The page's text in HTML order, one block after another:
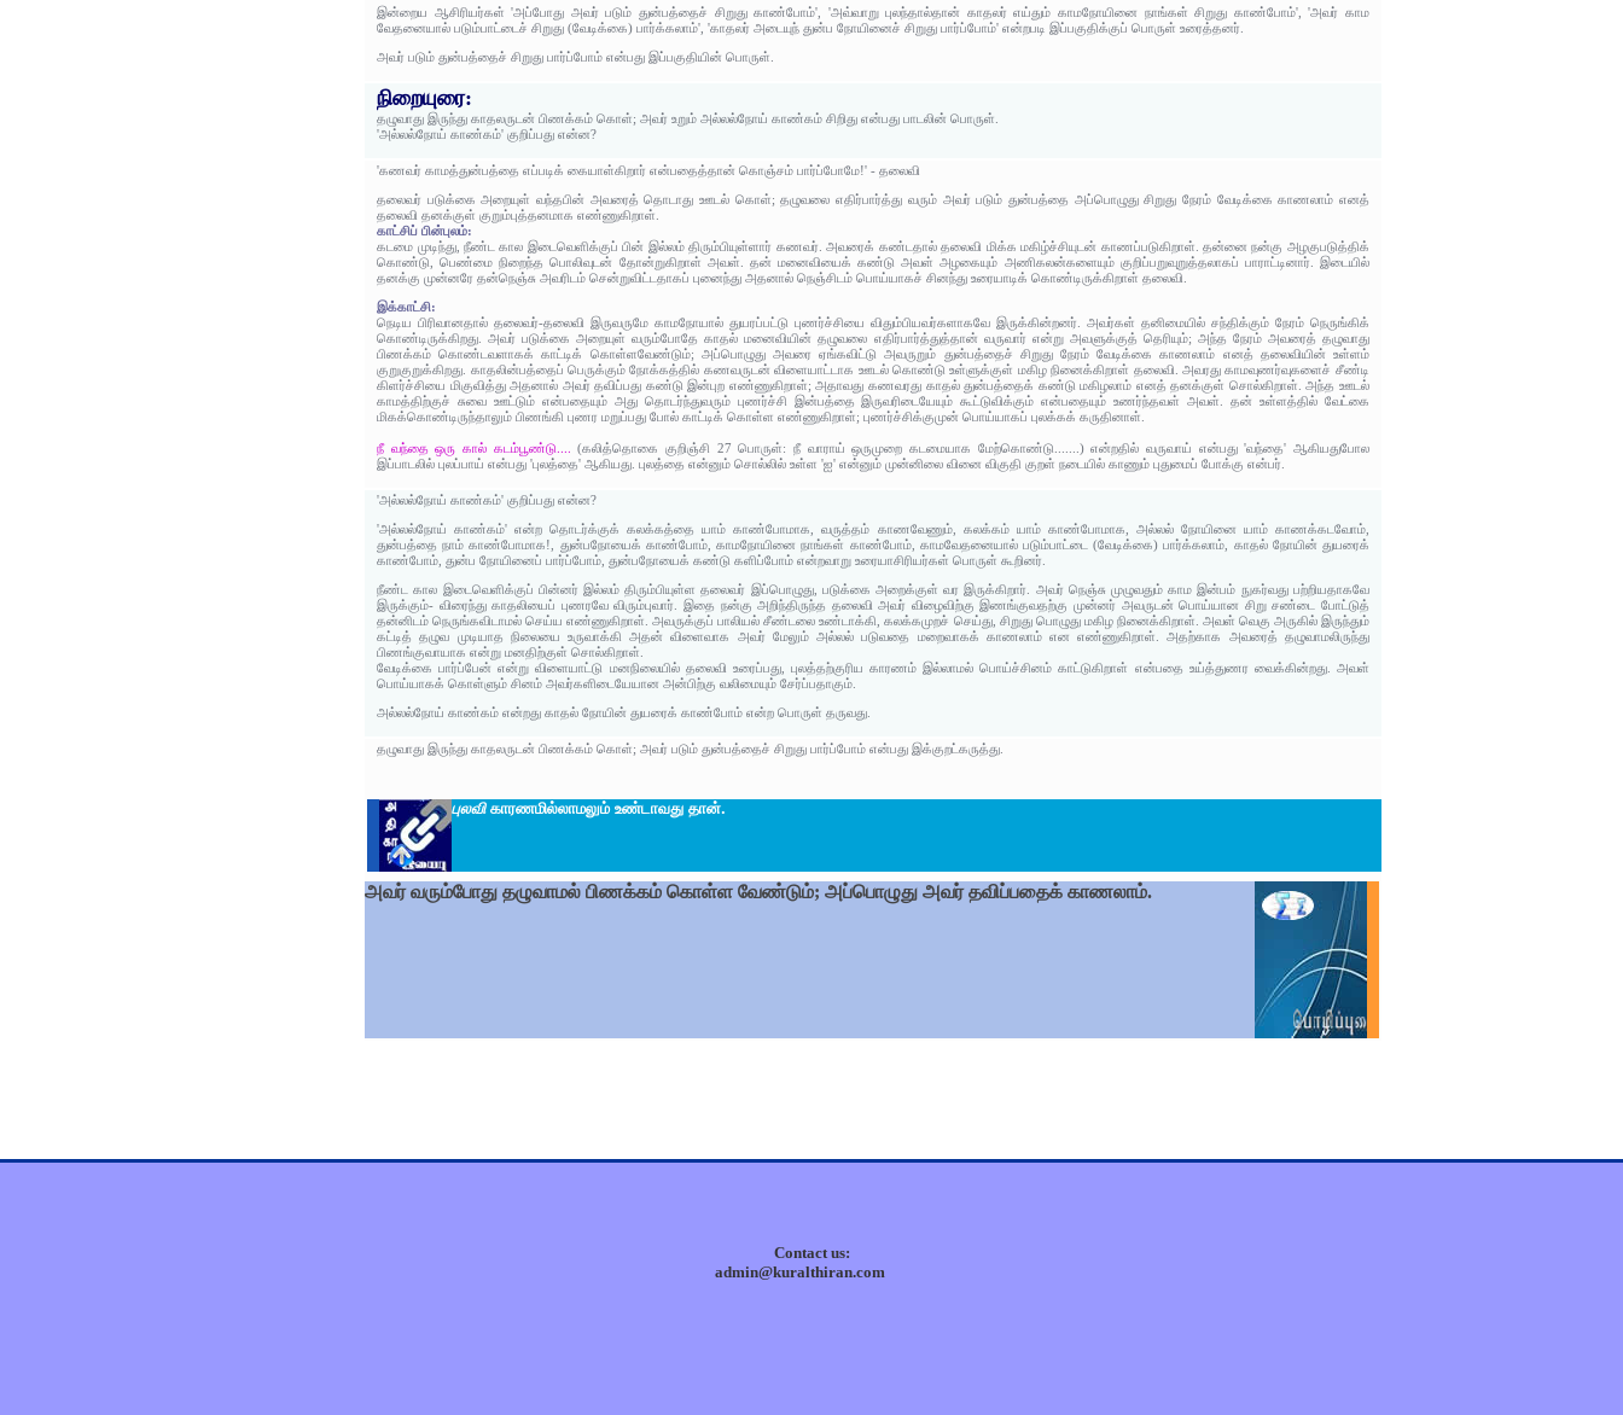
இன்றைய ஆசிரியர்கள் 'அப்போது அவர் படும் துன்பத்தைச் சிறுது காண்போம்', 'அவ்வாறு புலந்தால்தான் காதலர் எய்தும் காமநோயினை நாங்கள் சிறுது காண்போம்', 'அவர் காம
வேதனையால் படும்பாட்டைச் சிறுது (வேடிக்கை) பார்க்கலாம்', 'காதலர் அடையுந் துன்ப நோயினைச் சிறுது பார்ப்போம்' என்றபடி இப்பகுதிக்குப் பொருள் உரைத்தனர்.
அவர் படும் துன்பத்தைச் சிறுது பார்ப்போம் என்பது இப்பகுதியின் பொருள்.
நிறையுரை:
தழுவாது இருந்து காதலருடன் பிணக்கம் கொள்; அவர் உறும் அல்லல்நோய் காண்கம் சிறிது என்பது பாடலின் பொருள்.
'அல்லல்நோய் காண்கம்' குறிப்பது என்ன?
'கணவர் காமத்துன்பத்தை எப்படிக் கையாள்கிறார் என்பதைத்தான் கொஞ்சம் பார்ப்போமே!' - தலைவி
தலைவர் படுக்கை அறையுள் வந்தபின் அவரைத் தொடாது ஊடல் கொள்; தழுவலை எதிர்பார்த்து வரும் அவர் படும் துன்பத்தை அப்பொழுது சிறுது நேரம் வேடிக்கை காணலாம் எனத்
தலைவி தனக்குள் குறும்புத்தனமாக எண்ணுகிறாள்.
காட்சிப் பின்புலம்:
கடமை முடிந்து, நீண்ட கால இடைவெளிக்குப் பின் இல்லம் திரும்பியுள்ளார் கணவர். அவரைக் கண்டதால் தலைவி மிக்க மகிழ்ச்சியுடன் காணப்படுகிறாள். தன்னை நன்கு அழகுபடுத்திக்
கொண்டு, பெண்மை நிறைந்த பொலிவுடன் தோன்றுகிறாள் அவள். தன் மனைவியைக் கண்டு அவள் அழகையும் அணிகலன்களையும் குறிப்பறுவுறுத்தலாகப் பாராட்டினார். இடையில்
தனக்கு முன்னரே தன்நெஞ்சு அவரிடம் சென்றுவிட்டதாகப் புனைந்து அதனால் நெஞ்சிடம் பொய்யாகச் சினந்து உரையாடிக் கொண்டிருக்கிறாள் தலைவி.
இக்காட்சி:
நெடிய பிரிவானதால் தலைவர்-தலைவி இருவருமே காமநோயால் துயரப்பட்டு புணர்ச்சியை விதும்பியவர்களாகவே இருக்கின்றனர். அவர்கள் தனிமையில் சந்திக்கும் நேரம் நெருங்கிக்
கொண்டிருக்கிறது. அவர் படுக்கை அறையுள் வரும்போதே காதல் மனைவியின் தழுவலை எதிர்பார்த்துத்தான் வருவார் என்று அவளுக்குத் தெரியும்; அந்த நேரம் அவரைத் தழுவாது
பிணக்கம் கொண்டவளாகக் காட்டிக் கொள்ளவேண்டும்; அப்பொழுது அவரை ஏங்கவிட்டு அவருறும் துன்பத்தைச் சிறுது நேரம் வேடிக்கை காணலாம் எனத் தலைவியின் உள்ளம்
குறுகுறுக்கிறது. காதலின்பத்தைப் பெருக்கும் நோக்கத்தில் கணவருடன் விளையாட்டாக ஊடல் கொண்டு உள்ளுக்குள் மகிழ நினைக்கிறாள் தலைவி. அவரது காமவுணர்வுகளைச் சீண்டி
கிளர்ச்சியை மிகுவித்து அதனால் அவர் தவிப்பது கண்டு இன்புற எண்ணுகிறாள்; அதாவது கணவரது காதல் துன்பத்தைக் கண்டு மகிழலாம் எனத் தனக்குள் சொல்கிறாள். அந்த ஊடல்
காமத்திற்குச் சுவை ஊட்டும் என்பதையும் அது தொடர்ந்துவரும் புணர்ச்சி இன்பத்தை இருவரிடையேயும் கூட்டுவிக்கும் என்பதையும் உணர்ந்தவள் அவள். தன் உள்ளத்தில் வேட்கை
மிகக்கொண்டிருந்தாலும் பிணங்கி புணர மறுப்பது போல் காட்டிக் கொள்ள எண்ணுகிறாள்; புணர்ச்சிக்குமுன் பொய்யாகப் புலக்கக் கருதினாள்.
நீ வந்தை ஒரு கால் கடம்பூண்டு....(கலித்தொகை குறிஞ்சி 27 பொருள்: நீ வாராய் ஒருமுறை கடமையாக மேற்கொண்டு.......) என்றதில் வருவாய் என்பது 'வந்தை' ஆகியதுபோல
இப்பாடலில் புலப்பாய் என்பது 'புலத்தை' ஆகியது. புலத்தை என்னும் சொல்லில் உள்ள 'ஐ' என்னும் முன்னிலை வினை விகுதி குறள் நடையில் காணும் புதுமைப் போக்கு என்பர்.
'அல்லல்நோய் காண்கம்' குறிப்பது என்ன?
'அல்லல்நோய் காண்கம்' என்ற தொடர்க்குக் கலக்கத்தை யாம் காண்போமாக, வருத்தம் காணவேணும், கலக்கம் யாம் காண்போமாக, அல்லல் நோயினை யாம் காணக்கடவோம்,
துன்பத்தை நாம் காண்போமாக!, துன்பநோயைக் காண்போம், காமநோயினை நாங்கள் காண்போம், காமவேதனையால் படும்பாட்டை (வேடிக்கை) பார்க்கலாம், காதல் நோயின் துயரைக்
காண்போம், துன்ப நோயினைப் பார்ப்போம், துன்பநோயைக் கண்டு களிப்போம் என்றவாறு உரையாசிரியர்கள் பொருள் கூறினர்.
நீண்ட கால இடைவெளிக்குப் பின்னர் இல்லம் திரும்பியுள்ள தலைவர் இப்பொழுது, படுக்கை அறைக்குள் வர இருக்கிறார். அவர் நெஞ்சு முழுவதும் காம இன்பம் நுகர்வது பற்றியதாகவே
இருக்கும்- விரைந்து காதலியைப் புணரவே விரும்புவார். இதை நன்கு அறிந்திருந்த தலைவி அவர் விழைவிற்கு இணங்குவதற்கு முன்னர் அவருடன் பொய்யான சிறு சண்டை போட்டுத்
தன்னிடம் நெருங்கவிடாமல் செய்ய எண்ணுகிறாள். அவருக்குப் பாலியல் சீண்டலை உண்டாக்கி, கலக்கமுறச் செய்து, சிறுது பொழுது மகிழ நினைக்கிறாள். அவள் வெகு அருகில் இருந்தும்
கட்டித் தழுவ முடியாத நிலையை உருவாக்கி அதன் விளைவாக அவர் மேலும் அல்லல் படுவதை மறைவாகக் காணலாம் என எண்ணுகிறாள். அதற்காக அவரைத் தழுவாமலிருந்து
பிணங்குவாயாக என்று மனதிற்குள் சொல்கிறாள்.
வேடிக்கை பார்ப்பேன் என்று விளையாட்டு மனநிலையில் தலைவி உரைப்பது, புலத்தற்குரிய காரணம் இல்லாமல் பொய்ச்சினம் காட்டுகிறாள் என்பதை உய்த்துணர வைக்கின்றது. அவள்
பொய்யாகக் கொள்ளும் சினம் அவர்களிடையேயான அன்பிற்கு வலிமையும் சேர்ப்பதாகும்.
அல்லல்நோய் காண்கம் என்றது காதல் நோயின் துயரைக் காண்போம் என்ற பொருள் தருவது.
தழுவாது இருந்து காதலருடன் பிணக்கம் கொள்; அவர் படும் துன்பத்தைச் சிறுது பார்ப்போம் என்பது இக்குறட்கருத்து.
புலவிகாரணமில்லாமலும் உண்டாவது தான்.
அவர் வரும்போது தழுவாமல் பிணக்கம் கொள்ள வேண்டும்; அப்பொழுது அவர் தவிப்பதைக் காணலாம்.
Contact us:
admin@kuralthiran.com